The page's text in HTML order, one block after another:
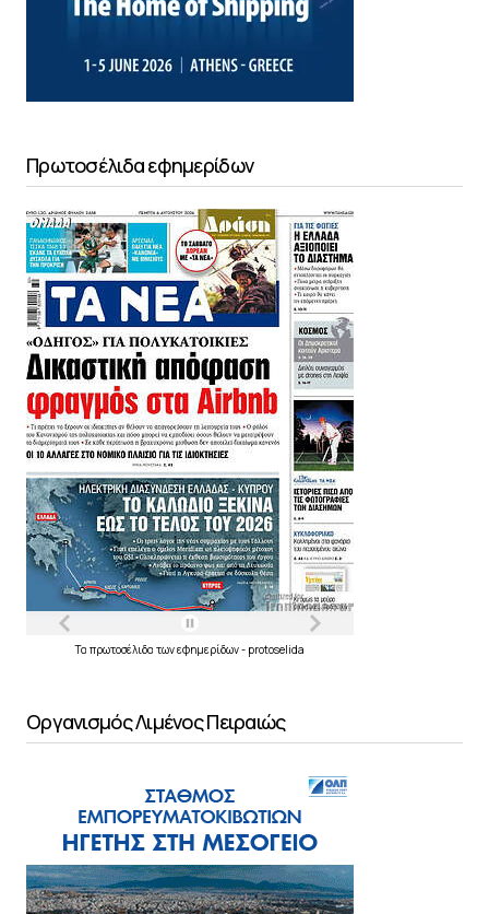
Πρωτοσέλιδα εφημερίδων
Τα πρωτοσέλιδα τωνεφημερίδων- protoselida
Οργανισμός Λιμένος Πειραιώς